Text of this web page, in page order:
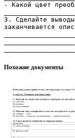
Похожие документы